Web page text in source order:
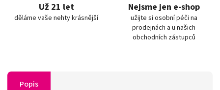
Už 21 let
děláme vaše nehty krásnější
Nejsme jen e-shop
užijte si osobní péči na
prodejnách a u našich
obchodních zástupců
Popis